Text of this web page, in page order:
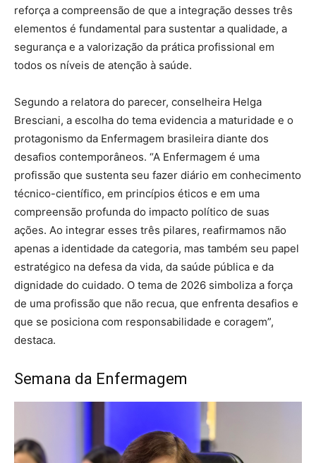
reforça a compreensão de que a integração desses três
elementos é fundamental para sustentar a qualidade, a
segurança e a valorização da prática profissional em
todos os níveis de atenção à saúde.
Segundo a relatora do parecer, conselheira Helga
Bresciani, a escolha do tema evidencia a maturidade e o
protagonismo da Enfermagem brasileira diante dos
desafios contemporâneos. “A Enfermagem é uma
profissão que sustenta seu fazer diário em conhecimento
técnico-científico, em princípios éticos e em uma
compreensão profunda do impacto político de suas
ações. Ao integrar esses três pilares, reafirmamos não
apenas a identidade da categoria, mas também seu papel
estratégico na defesa da vida, da saúde pública e da
dignidade do cuidado. O tema de 2026 simboliza a força
de uma profissão que não recua, que enfrenta desafios e
que se posiciona com responsabilidade e coragem”,
destaca.
Semana da Enfermagem